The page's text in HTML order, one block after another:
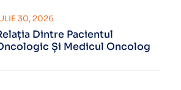
Dintre Pacientul
Și Medicul Oncolog
30, 2026